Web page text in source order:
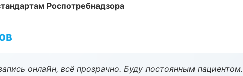
Роспотребнадзора
онлайн, всё прозрачно. Буду постоянным пациентом.